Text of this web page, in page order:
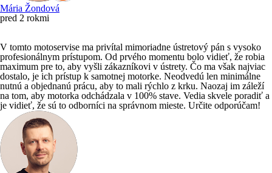
Mária Žondová
pred 2 rokmi
V tomto motoservise ma privítal mimoriadne ústretový pán s vysoko
profesionálnym prístupom. Od prvého momentu bolo vidieť, že robia
maximum pre to, aby vyšli zákazníkovi v ústrety. Čo ma však najviac
dostalo, je ich prístup k samotnej motorke. Neodvedú len minimálne
nutnú a objednanú prácu, aby to mali rýchlo z krku. Naozaj im záleží
na tom, aby motorka odchádzala v 100% stave. Vedia skvele poradiť a
je vidieť, že sú to odborníci na správnom mieste. Určite odporúčam!